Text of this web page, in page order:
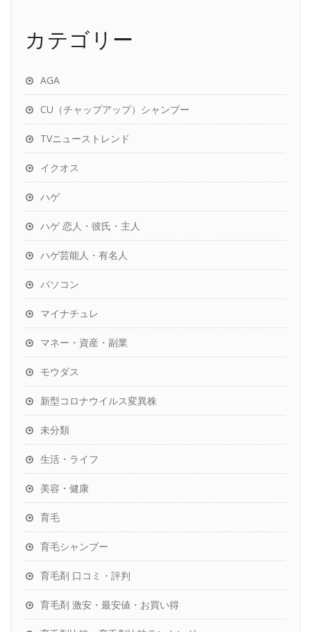
カテゴリー
AGA
CU（チャップアップ）シャンプー
TVニューストレンド
イクオス
ハゲ
ハゲ 恋人・彼氏・主人
ハゲ芸能人・有名人
パソコン
マイナチュレ
マネー・資産・副業
モウダス
新型コロナウイルス変異株
未分類
生活・ライフ
美容・健康
育毛
育毛シャンプー
育毛剤 口コミ・評判
育毛剤 激安・最安値・お買い得